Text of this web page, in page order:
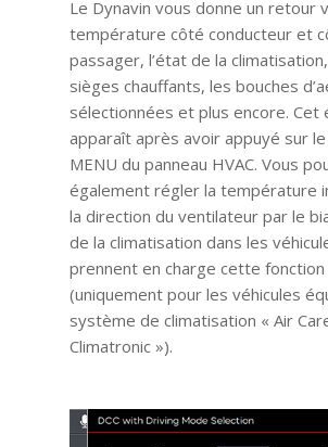
Le Dynavin vous donne un retour
température côté conducteur et
passager, l’état de la
sièges chauffants, les bouches
sélectionnées et plus encore. Cet
apparaît après avoir appuyé sur
MENU du panneau HVAC. Vous
également régler la température
la direction du ventilateur par le
de la climatisation dans les
prennent en charge cette fonction
(uniquement pour les véhicules
système de climatisation « Air
Climatronic »).